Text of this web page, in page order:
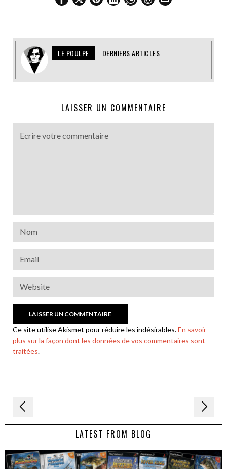
LE POULPE DERNIERS ARTICLES
LAISSER UN COMMENTAIRE
Ce site utilise Akismet pour réduire les indésirables.En savoir
plus sur la façon dont les données de vos commentaires sont
traitées.
Navigation
de LATEST FROM BLOG